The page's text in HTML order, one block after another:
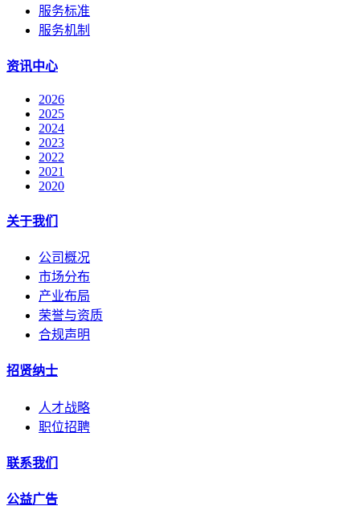
服务标准
服务机制
资讯中心
2026
2025
2024
2023
2022
2021
2020
关于我们
公司概况
市场分布
产业布局
荣誉与资质
合规声明
招贤纳士
人才战略
职位招聘
联系我们
公益广告